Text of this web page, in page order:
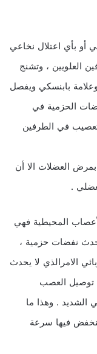
أو بأي اعتلال نخاعي
العلويين ، وتشنج
بابنسكي ويفصل
الحزمية في
في الطرفين
العضلات الا أن
.
المحيطية فهي
نفضات حزمية ،
الامرالذي لا يحدث
توصيل العصب
. وهذا ما
فيها سرعة